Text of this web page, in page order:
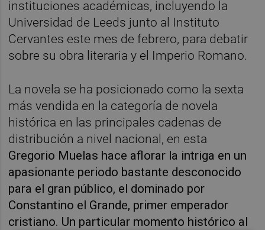
instituciones académicas, incluyendo la
Universidad de Leeds junto al Instituto
Cervantes este mes de febrero, para debatir
sobre su obra literaria y el Imperio Romano.
La novela se ha posicionado como la sexta
más vendida en la categoría de novela
histórica en las principales cadenas de
distribución a nivel nacional, en esta
Gregorio Muelas hace aflorar la intriga en un
apasionante periodo bastante desconocido
para el gran público, el dominado por
Constantino el Grande, primer emperador
cristiano. Un particular momento histórico al